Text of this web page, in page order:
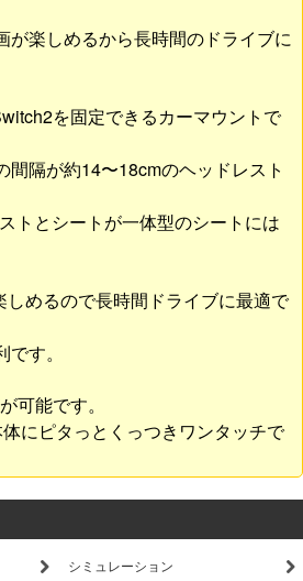
が楽しめるから長時間のドライブに
を固定できるカーマウントで
間隔が約14〜18cmのヘッドレスト
トとシートが一体型のシートには
めるので長時間ドライブに最適で
す。
可能です。
にピタっとくっつきワンタッチで
シミュレーション